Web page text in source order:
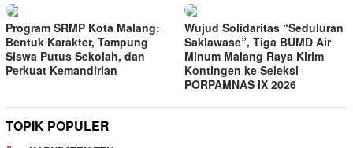
Program SRMP Kota Malang:
Bentuk Karakter, Tampung
Siswa Putus Sekolah, dan
Perkuat Kemandirian
Wujud Solidaritas “Seduluran
Saklawase”, Tiga BUMD Air
Minum Malang Raya Kirim
Kontingen ke Seleksi
PORPAMNAS IX 2026
TOPIK POPULER